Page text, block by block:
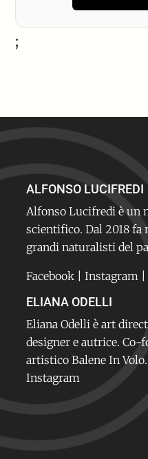
;
ALFONSO LUCIFREDI
Alfonso Lucifredi è un
scientifico. Dal 2018
grandi naturalisti del
Facebook |Instagram
ELIANA ODELLI
Eliana Odelli è art
designer e autrice.
artistico Balene In Volo.
Instagram